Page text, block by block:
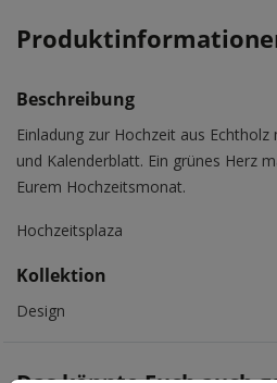
Beschreibung
Einladung zur Hochzeit aus
und Kalenderblatt. Ein grünes Herz
Eurem Hochzeitsmonat.
Hochzeitsplaza
Kollektion
Design